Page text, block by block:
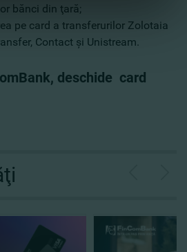
bănci din ţară;
pe card a transferurilor Zolotaia
Contact şi Unistream.
deschide card